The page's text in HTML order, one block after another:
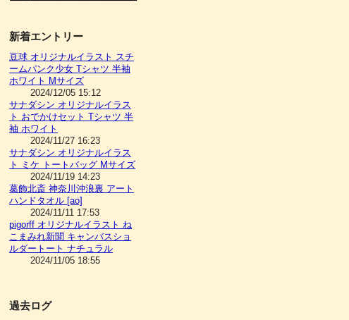
新着エントリー
豆球 オリジナルイラスト スチ
ームパンク少女 Tシャツ 半袖
ホワイト Mサイズ
2024/12/05 15:12
サナダシン オリジナルイラス
ト おでかけセット Tシャツ 半
袖 ホワイト
2024/11/27 16:23
サナダシン オリジナルイラス
ト ミケ トートバッグ Mサイズ
2024/11/19 14:23
葛飾北斎 神奈川沖浪裏 アート
ハンドタオル [ao]
2024/11/11 17:53
pigorff オリジナルイラスト ね
こまみれ新聞 キャンバスショ
ルダートート ナチュラル
2024/11/05 18:55
過去ログ